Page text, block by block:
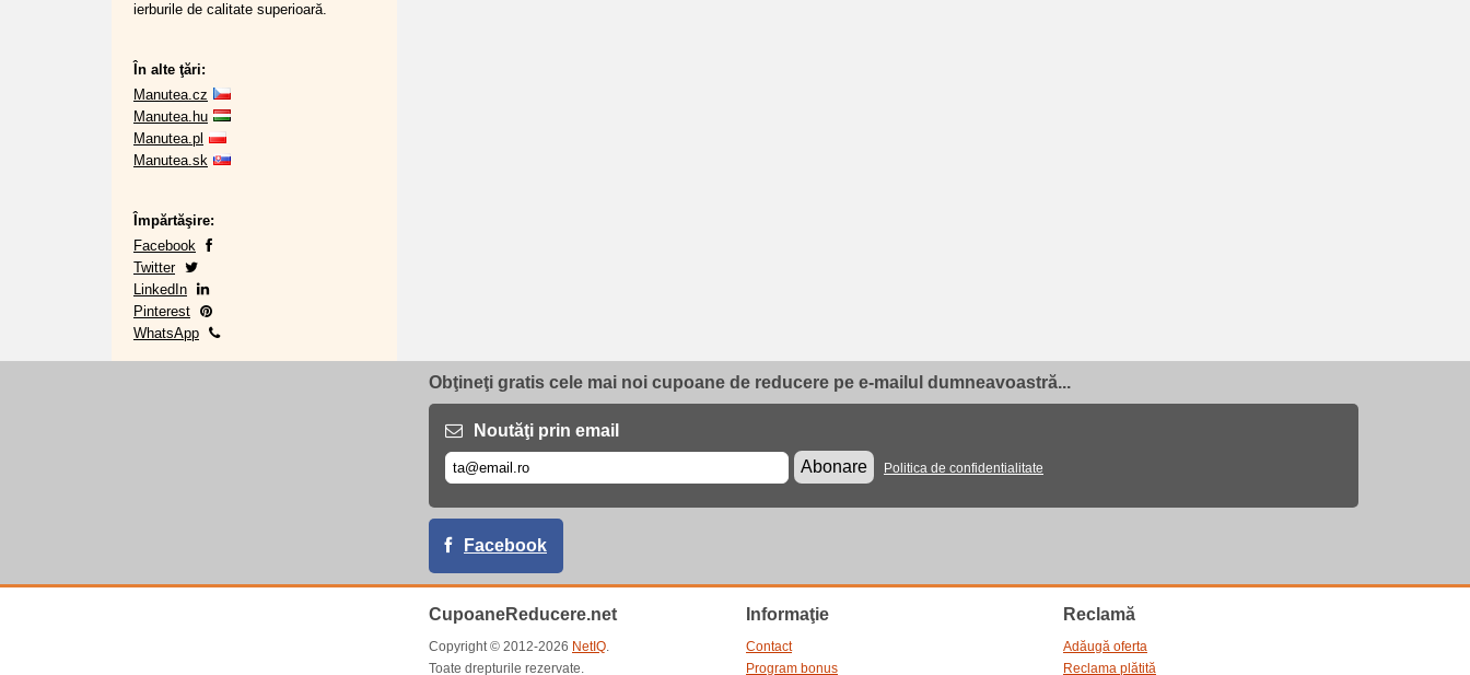
ierburile de calitate superioară.
În alte ţări:
Manutea.cz
Manutea.hu
Manutea.pl
Manutea.sk
Împărtăşire:
Facebook
Twitter
LinkedIn
Pinterest
WhatsApp
Obţineţi gratis cele mai noi cupoane de reducere pe e-mailul dumneavoastră...
Noutăţi prin email
Abonare
Politica de confidentialitate
Facebook
CupoaneReducere.net
Copyright © 2012-2026 NetIQ.
Toate drepturile rezervate.
Informaţie
Contact
Program bonus
Reclamă
Adăugă oferta
Reclama plătită